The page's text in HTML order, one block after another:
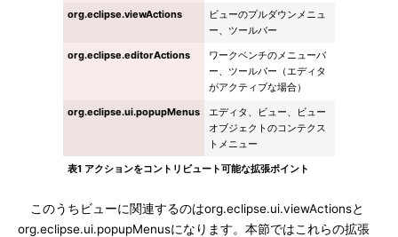
org.eclipse.viewActions
ビューのプルダウンメニュ
ー、ツールバー
org.eclipse.editorActions
ワークベンチのメニューバ
ー、ツールバー（エディタ
がアクティブな場合）
org.eclipse.ui.popupMenus
エディタ、ビュー、ビュー
オブジェクトのコンテクス
トメニュー
表1 アクションをコントリビュート可能な拡張ポイント
このうちビューに関連するのはorg.eclipse.ui.viewActionsと
org.eclipse.ui.popupMenusになります。本節ではこれらの拡張